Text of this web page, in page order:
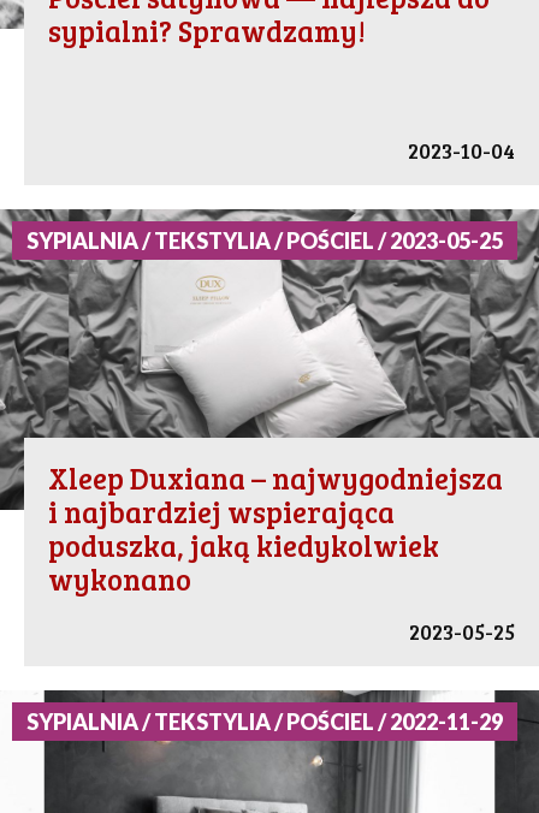
sypialni? Sprawdzamy!
2023-10-04
SYPIALNIA / TEKSTYLIA / POŚCIEL / 2023-05-25
Xleep Duxiana – najwygodniejsza
i najbardziej wspierająca
poduszka, jaką kiedykolwiek
wykonano
2023-05-25
SYPIALNIA / TEKSTYLIA / POŚCIEL / 2022-11-29